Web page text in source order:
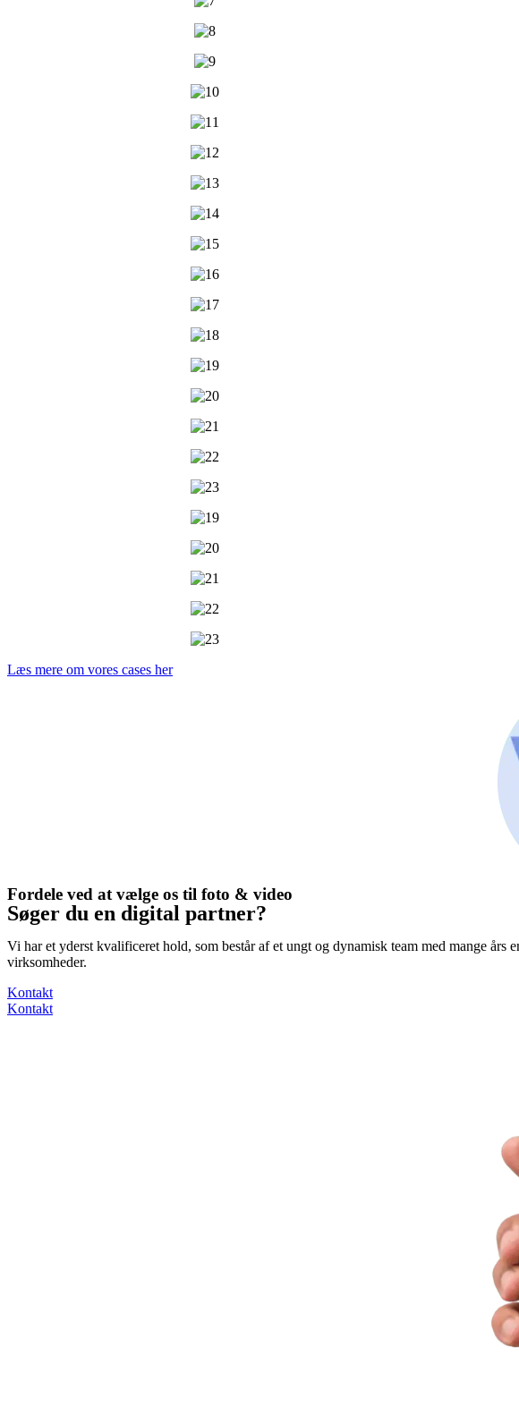
Læs mere om vores cases her
Fordele ved at vælge os til foto & video
Søger du en digital partner?
Vi har et yderst kvalificeret hold, som består af et ungt og dynamisk team med mange
virksomheder.
Kontakt
Kontakt